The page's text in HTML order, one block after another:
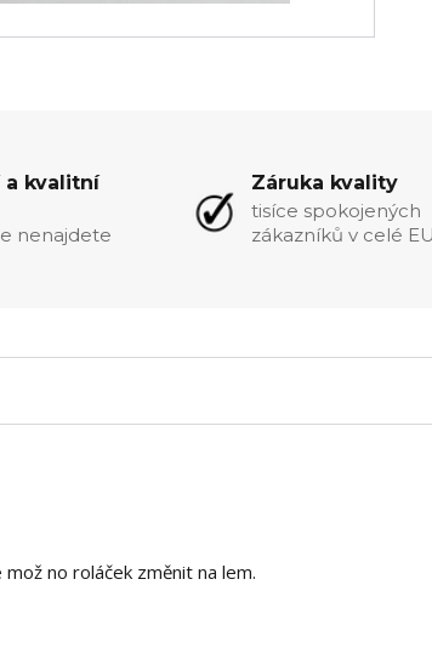
a kvalitní
nenajdete
Záruka kvality
tisíce spokojených
zákazníků v celé EU
no roláček změnit na lem.